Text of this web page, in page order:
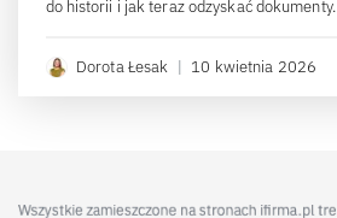
do historii i jak teraz odzyskać dokumenty.
Dorota Łesak | 10 kwietnia 2026